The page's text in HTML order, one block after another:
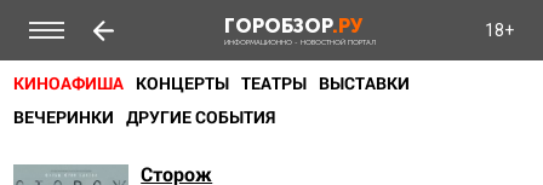
ГОРОБЗОР.РУ
ИНФОРМАЦИОННО - НОВОСТНОЙ ПОРТАЛ
18+
КИНОАФИША КОНЦЕРТЫ ТЕАТРЫ ВЫСТАВКИ
ВЕЧЕРИНКИ ДРУГИЕ СОБЫТИЯ
Сторож